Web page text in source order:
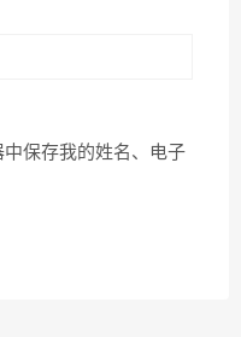
中保存我的姓名、电子